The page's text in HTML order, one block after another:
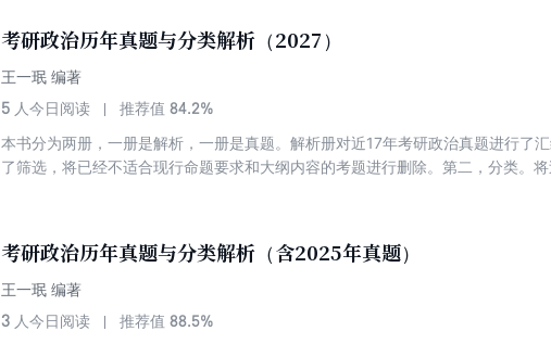
点内容与命题要点。
考研政治历年真题与分类解析（2027）
王一珉 编著
5 人今日阅读 推荐值 84.2%
本书分为两册，一册是解析，一册是真题。解析册对近17年考研政治真题进行了
了筛选，将已经不适合现行命题要求和大纲内容的考题进行删除。第二，分类。
考研政治历年真题与分类解析（含2025年真题）
王一珉 编著
3 人今日阅读 推荐值 88.5%